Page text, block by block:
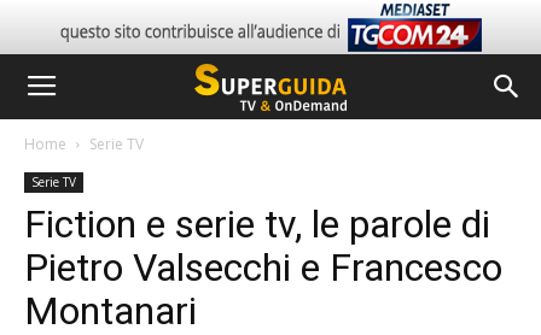
Home Serie TV
Serie TV
Fiction e serie tv, le parole di
Pietro Valsecchi e Francesco
Montanari